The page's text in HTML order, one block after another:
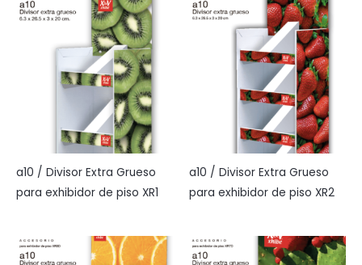
a10 / Divisor Extra Grueso
para exhibidor de piso XR1
a10 / Divisor Extra Grueso
para exhibidor de piso XR2